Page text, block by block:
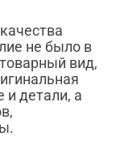
не было в
вид,
и детали, а